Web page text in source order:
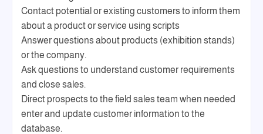
Contact potential or existing customers to inform them
about a product or service using scripts
Answer questions about products (exhibition stands)
or the company.
Ask questions to understand customer requirements
and close sales.
Direct prospects to the field sales team when needed
enter and update customer information to the
database.